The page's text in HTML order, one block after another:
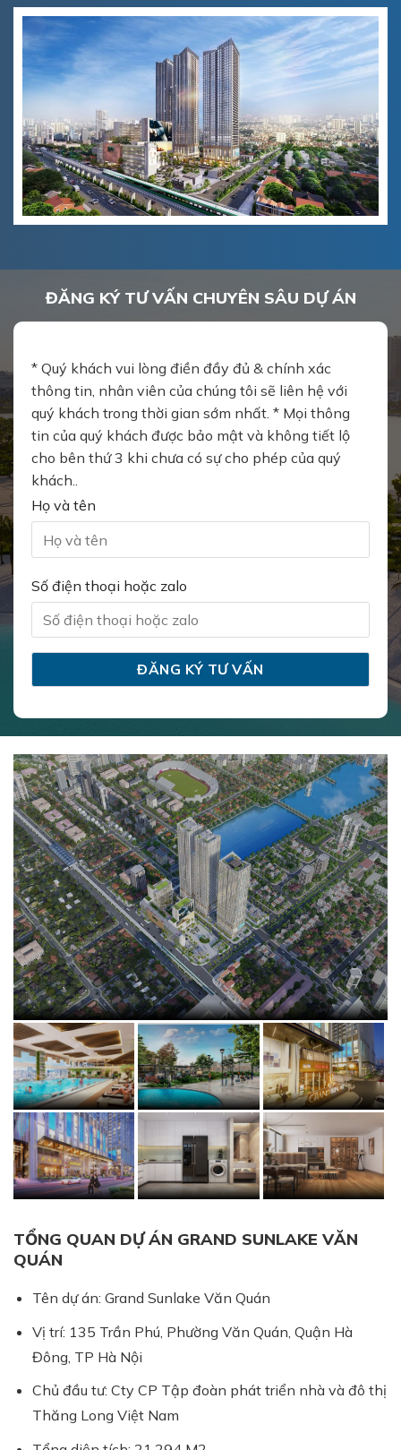
ĐĂNG KÝ TƯ VẤN CHUYÊN SÂU DỰ ÁN
* Quý khách vui lòng điền đầy đủ & chính xác
thông tin, nhân viên của chúng tôi sẽ liên hệ với
quý khách trong thời gian sớm nhất. * Mọi thông
tin của quý khách được bảo mật và không tiết lộ
cho bên thứ 3 khi chưa có sự cho phép của quý
khách..
Họ và tên
Số điện thoại hoặc zalo
TỔNG QUAN DỰ ÁN GRAND SUNLAKE VĂN
QUÁN
Tên dự án: Grand Sunlake Văn Quán
Vị trí: 135 Trần Phú, Phường Văn Quán, Quận Hà
Đông, TP Hà Nội
Chủ đầu tư: Cty CP Tập đoàn phát triển nhà và đô thị
Thăng Long Việt Nam